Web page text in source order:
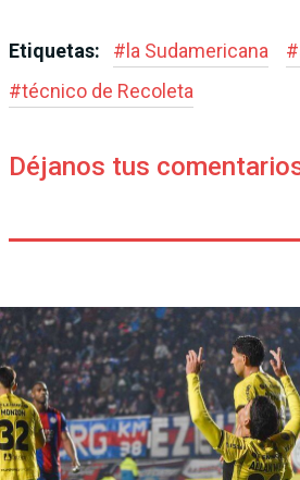
Etiquetas: #la Sudamericana #
#técnico de Recoleta
Déjanos tus